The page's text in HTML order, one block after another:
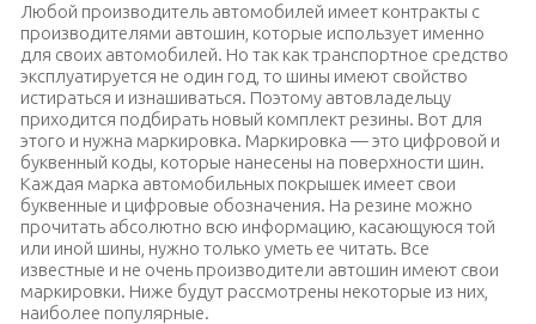
Любой производитель автомобилей имеет контракты с
производителями автошин, которые использует именно
для своих автомобилей. Но так как транспортное средство
эксплуатируется не один год, то шины имеют свойство
истираться и изнашиваться. Поэтому автовладельцу
приходится подбирать новый комплект резины. Вот для
этого и нужна маркировка. Маркировка — это цифровой и
буквенный коды, которые нанесены на поверхности шин.
Каждая марка автомобильных покрышек имеет свои
буквенные и цифровые обозначения. На резине можно
прочитать абсолютно всю информацию, касающуюся той
или иной шины, нужно только уметь ее читать. Все
известные и не очень производители автошин имеют свои
маркировки. Ниже будут рассмотрены некоторые из них,
наиболее популярные.